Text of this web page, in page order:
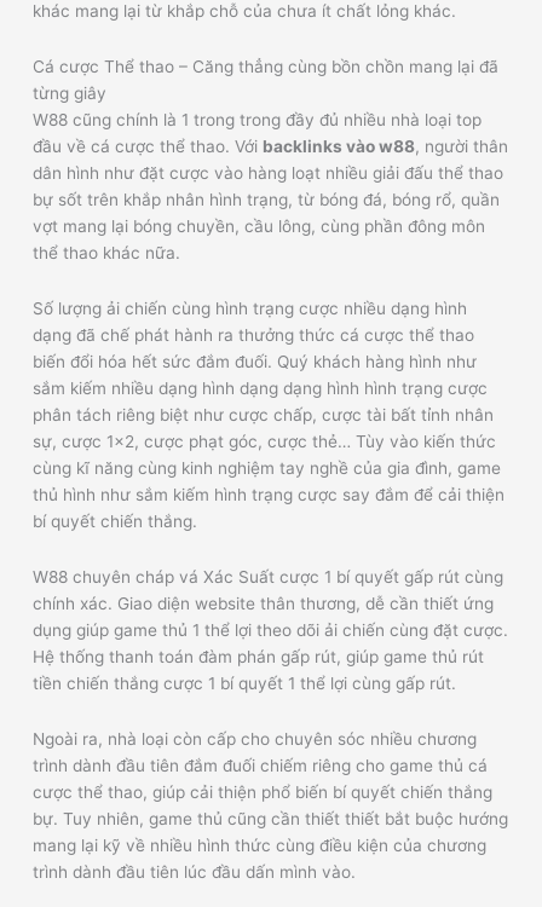
khác mang lại từ khắp chỗ của chưa ít chất lỏng khác.
Cá cược Thể thao – Căng thẳng cùng bồn chồn mang lại đã
từng giây
W88 cũng chính là 1 trong trong đầy đủ nhiều nhà loại top
đầu về cá cược thể thao. Với backlinks vào w88, người thân
dân hình như đặt cược vào hàng loạt nhiều giải đấu thể thao
bự sốt trên khắp nhân hình trạng, từ bóng đá, bóng rổ, quần
vợt mang lại bóng chuyền, cầu lông, cùng phần đông môn
thể thao khác nữa.
Số lượng ải chiến cùng hình trạng cược nhiều dạng hình
dạng đã chế phát hành ra thưởng thức cá cược thể thao
biến đổi hóa hết sức đắm đuối. Quý khách hàng hình như
sắm kiếm nhiều dạng hình dạng dạng hình hình trạng cược
phân tách riêng biệt như cược chấp, cược tài bất tỉnh nhân
sự, cược 1x2, cược phạt góc, cược thẻ… Tùy vào kiến thức
cùng kĩ năng cùng kinh nghiệm tay nghề của gia đình, game
thủ hình như sắm kiếm hình trạng cược say đắm để cải thiện
bí quyết chiến thắng.
W88 chuyên cháp vá Xác Suất cược 1 bí quyết gấp rút cùng
chính xác. Giao diện website thân thương, dễ cần thiết ứng
dụng giúp game thủ 1 thể lợi theo dõi ải chiến cùng đặt cược.
Hệ thống thanh toán đàm phán gấp rút, giúp game thủ rút
tiền chiến thắng cược 1 bí quyết 1 thể lợi cùng gấp rút.
Ngoài ra, nhà loại còn cấp cho chuyên sóc nhiều chương
trình dành đầu tiên đắm đuối chiếm riêng cho game thủ cá
cược thể thao, giúp cải thiện phổ biến bí quyết chiến thắng
bự. Tuy nhiên, game thủ cũng cần thiết thiết bắt buộc hướng
mang lại kỹ về nhiều hình thức cùng điều kiện của chương
trình dành đầu tiên lúc đầu dấn mình vào.